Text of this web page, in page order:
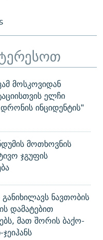
მოსკოვიდან
ელჩი
ინციდენტის"
მოთხოვნის
ჯგუფის
განიხილავს ნავთობის
დამატებით
მათ შორის ბაქო-